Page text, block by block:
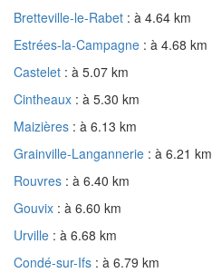
Bretteville-le-Rabet : à 4.64 km
Estrées-la-Campagne : à 4.68 km
Castelet : à 5.07 km
Cintheaux : à 5.30 km
Maizières : à 6.13 km
Grainville-Langannerie : à 6.21 km
Rouvres : à 6.40 km
Gouvix : à 6.60 km
Urville : à 6.68 km
Condé-sur-Ifs : à 6.79 km